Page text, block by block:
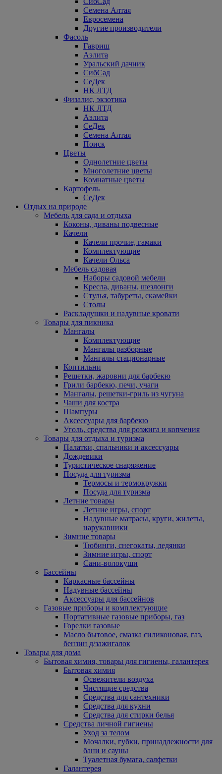
Семена Алтая
Евросемена
Другие производители
Фасоль
Гавриш
Аэлита
Уральский дачник
СибСад
СеДек
НК ЛТД
Физалис, экзотика
НК ЛТД
Аэлита
СеДек
Семена Алтая
Поиск
Цветы
Однолетние цветы
Многолетние цветы
Комнатные цветы
Картофель
СеДек
Отдых на природе
Мебель для сада и отдыха
Коконы, диваны подвесные
Качели
Качели прочие, гамаки
Комплектующие
Качели Ольса
Мебель садовая
Наборы садовой мебели
Кресла, диваны, шезлонги
Стулья, табуреты, скамейки
Столы
Раскладушки и надувные кровати
Товары для пикника
Мангалы
Комплектующие
Мангалы разборные
Мангалы стационарные
Коптильни
Решетки, жаровни для барбекю
Грили барбекю, печи, учаги
Мангалы, решетки-гриль из чугуна
Чаши для костра
Шампуры
Аксессуары для барбекю
Уголь, средства для розжига и копчения
Товары для отдыха и туризма
Палатки, спальники и аксессуары
Дождевики
Туристическое снаряжение
Посуда для туризма
Термосы и термокружки
Посуда для туризма
Летние товары
Летние игры, спорт
Надувные матрасы, круги, жилеты,
нарукавники
Зимние товары
Тюбинги, снегокаты, ледянки
Зимние игры, спорт
Сани-волокуши
Бассейны
Каркасные бассейны
Надувные бассейны
Аксессуары для бассейнов
Газовые приборы и комплектующие
Портативные газовые приборы, газ
Горелки газовые
Масло бытовое, смазка силиконовая, газ,
бензин д/зажигалок
Товары для дома
Бытовая химия, товары для гигиены, галантерея
Бытовая химия
Освежители воздуха
Чистящие средства
Средства для сантехники
Средства для кухни
Средства для стирки белья
Средства личной гигиены
Уход за телом
Мочалки, губки, принадлежности для
бани и сауны
Туалетная бумага, салфетки
Галантерея